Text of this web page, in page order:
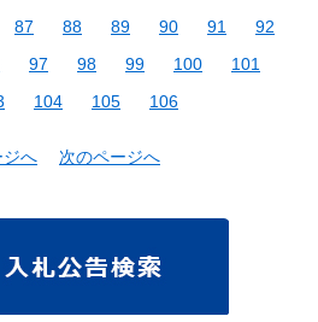
87 88 89 90 91
92
97 98 99 100
101
104 105 106
ジへ 次のページへ